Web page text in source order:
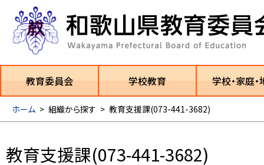
教育委員会 学校教育 学校・家庭
ホーム > 組織から探す > 教育支援課(073-441-3682)
教育支援課(073-441-3682)